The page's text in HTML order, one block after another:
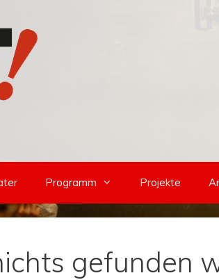
Programm Projekte
gefunden